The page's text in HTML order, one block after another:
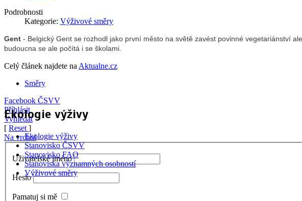
Podrobnosti
Kategorie: Výživové směry
Gent - Belgický Gent se rozhodl jako první město na světě zavést povinné vegetariánství
budoucna se ale počítá i se školami.
Celý článek najdete na Aktualne.cz
Směry
Ekologie výživy
Ekologie výživy
Stanovisko ČSVV
Stanovisko FAO
Stanoviska významných osobností
Výživové směry
Facebook ČSVV
Příhlásit
Vyhledat
[ Reset ]
Na vrchol
Uživatelské jméno
Heslo
Pamatuj si mě